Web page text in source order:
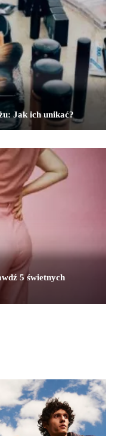
Jak ich unikać?
5 świetnych